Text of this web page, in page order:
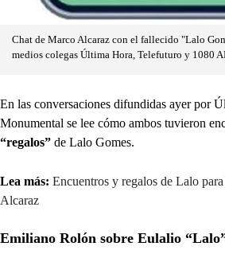
Chat de Marco Alcaraz con el fallecido "Lalo
medios colegas Última Hora, Telefuturo y 1080
En las conversaciones difundidas ayer por
Monumental se lee cómo ambos tuvieron
“regalos” de Lalo Gomes.
Lea más: Encuentros y regalos de Lalo
Alcaraz
Emiliano Rolón sobre Eulalio